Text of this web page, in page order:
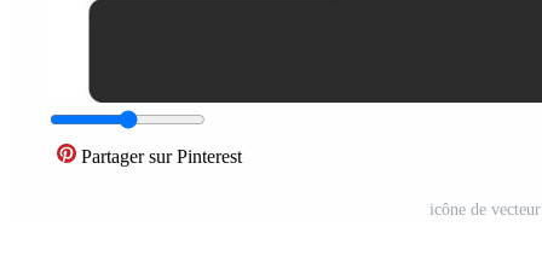
Partager sur Pinterest
icône de